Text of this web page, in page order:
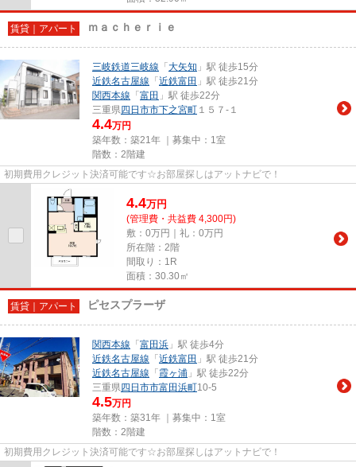
賃貸｜アパート ｍａｃｈｅｒｉｅ
三岐鉄道三岐線 「 大矢知 」駅 徒歩15分
近鉄名古屋線 「 近鉄富田 」駅 徒歩21分
関西本線 「 富田 」駅 徒歩22分
三重県四日市市下之宮町 １５７-１
4.4万円
築年数：築21年 ｜募集中： 1室
階数：2階建
初期費用クレジット決済可能です☆お部屋探しはアットナビで！
4.4万円
(管理費・共益費 4,300円)
敷：0万円｜礼：0万円
所在階：2階
間取り：1R
面積：30.30㎡
賃貸｜アパート ピセスプラーザ
関西本線 「 富田浜 」駅 徒歩4分
近鉄名古屋線 「 近鉄富田 」駅 徒歩21分
近鉄名古屋線 「 霞ヶ浦 」駅 徒歩22分
三重県四日市市富田浜町10-5
4.5万円
築年数：築31年 ｜募集中： 1室
階数：2階建
初期費用クレジット決済可能です☆お部屋探しはアットナビで！